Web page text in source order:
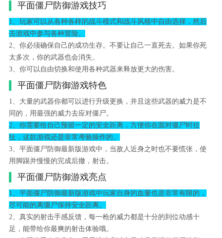
平面僵尸防御游戏技巧
1、玩家可以从各种各样的战斗模式和战斗风格中自由选择，然后
去游戏中参与各种冒险。
2、你必须确保自己的成功生存。不要让自己一直死去。如果你死
太多次，你的武器也会消失。
3、你可以自由切换和使用各种武器来释放更大的伤害。
平面僵尸防御游戏特色
1、大量的武器你都可以进行升级更换，并且这些武器的威力是不
同的，用最强的威力去应对僵尸。
2、你需要给自己预留一定的安全距离，方便你在面对僵尸时拉
扯，这款游戏还是非常考验操作的。
3、平面僵尸防御最新版游戏中，当敌人近身之时也不要慌张，使
用脚踢并慢慢的完成后撤，射击。
平面僵尸防御游戏亮点
1、平面僵尸防御最新版游戏中玩家自身的血量也是非常有限的，
尽可能的离僵尸保持安全距离。
2、真实的射击手感反馈，每一枪的威力都是十分的到位动感十
足，能带给你最爽的射击体验哦。